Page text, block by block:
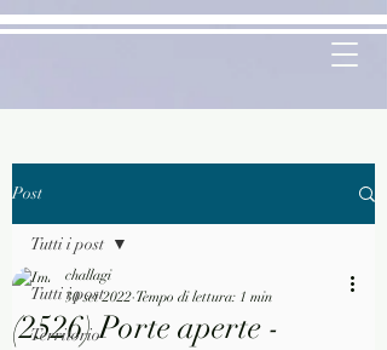
Post
Tutti i post
Territorio
Tutti i post
(2526) Porte aperte -
challagi
30 set 2022 Tempo di lettura: 1 min